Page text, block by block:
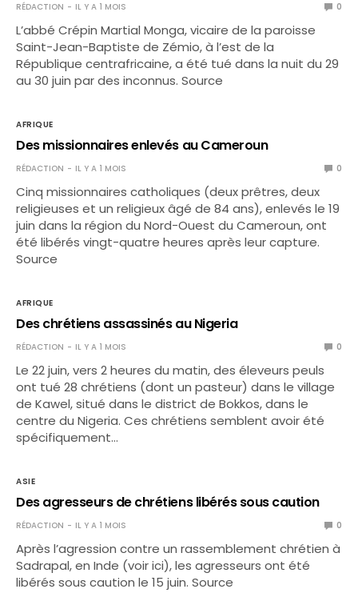
RÉDACTION IL Y A 1 MOIS 0
L’abbé Crépin Martial Monga, vicaire de la paroisse
Saint-Jean-Baptiste de Zémio, à l’est de la
République centrafricaine, a été tué dans la nuit du 29
au 30 juin par des inconnus. Source
AFRIQUE
Des missionnaires enlevés au Cameroun
RÉDACTION IL Y A 1 MOIS 0
Cinq missionnaires catholiques (deux prêtres, deux
religieuses et un religieux âgé de 84 ans), enlevés le 19
juin dans la région du Nord-Ouest du Cameroun, ont
été libérés vingt-quatre heures après leur capture.
Source
AFRIQUE
Des chrétiens assassinés au Nigeria
RÉDACTION IL Y A 1 MOIS 0
Le 22 juin, vers 2 heures du matin, des éleveurs peuls
ont tué 28 chrétiens (dont un pasteur) dans le village
de Kawel, situé dans le district de Bokkos, dans le
centre du Nigeria. Ces chrétiens semblent avoir été
spécifiquement…
ASIE
Des agresseurs de chrétiens libérés sous caution
RÉDACTION IL Y A 1 MOIS 0
Après l’agression contre un rassemblement chrétien à
Sadrapal, en Inde (voir ici), les agresseurs ont été
libérés sous caution le 15 juin. Source